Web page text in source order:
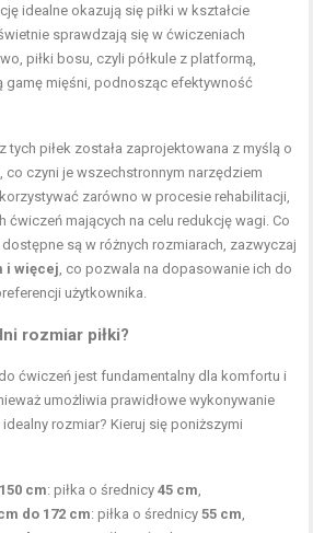
idealne okazują się piłki w kształcie
sprawdzają się w ćwiczeniach
piłki bosu, czyli półkule z platformą,
gamę mięśni, podnosząc efektywność
tych piłek została zaprojektowana z myślą o
co czyni je wszechstronnym narzędziem
zarówno w procesie rehabilitacji,
ćwiczeń mających na celu redukcję wagi. Co
są w różnych rozmiarach, zazwyczaj
i więcej , co pozwala na dopasowanie ich do
użytkownika.
rozmiar piłki?
ćwiczeń jest fundamentalny dla komfortu i
umożliwia prawidłowe wykonywanie
rozmiar? Kieruj się poniższymi
150 cm: piłka o średnicy45 cm
do 172 cm: piłka o średnicy55 cm